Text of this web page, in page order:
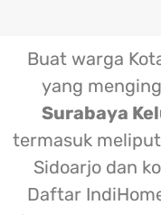
Buat warga
yang
Surabaya
termasuk
Sidoarjo dan
Daftar